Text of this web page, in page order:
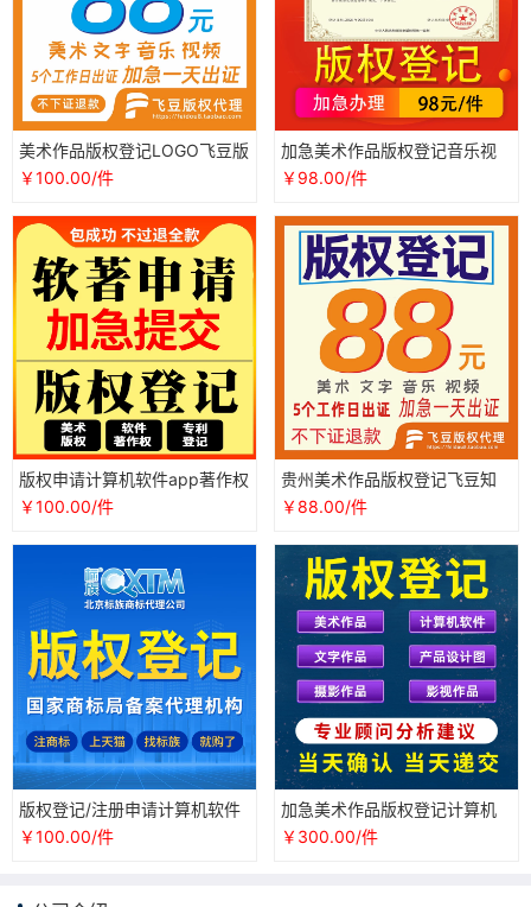
美术作品版权登记LOGO飞豆版
权保护代理文字图片音乐著作
￥100.00/件
加急美术作品版权登记音乐视
频图片logo著作权版权申请注
￥98.00/件
版权申请计算机软件app著作权
软著登记加急代理美术作品图
￥100.00/件
贵州美术作品版权登记飞豆知
识产权版权代理图形文字版权
￥88.00/件
版权登记/注册申请计算机软件
著作权美术作品/LOGO设计图
￥100.00/件
加急美术作品版权登记计算机
软件著作权申请登记代理知识
￥300.00/件